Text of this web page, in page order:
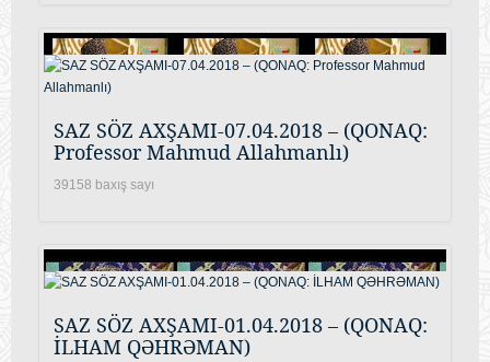
SAZ SÖZ AXŞAMI-07.04.2018 – (QONAQ:
Professor Mahmud Allahmanlı)
39158 baxış sayı
SAZ SÖZ AXŞAMI-01.04.2018 – (QONAQ:
İLHAM QƏHRƏMAN)